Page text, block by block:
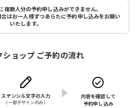
複数人分の予約申し込みができません。
はお一人様ずつあらたに予約申し込みをお願い
いたします。
ョップ ご予約の流れ
ステンシル文字の入力
（⼀部デザインのみ）
内容を確認して
予約申し込み